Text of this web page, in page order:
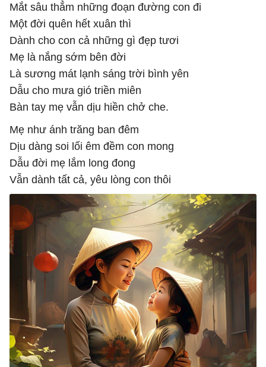
Mắt sâu thẳm những đoạn đường con đi
Một đời quên hết xuân thì
Dành cho con cả những gì đẹp tươi
Mẹ là nắng sớm bên đời
Là sương mát lạnh sáng trời bình yên
Dẫu cho mưa gió triền miên
Bàn tay mẹ vẫn dịu hiền chở che.
Mẹ như ánh trăng ban đêm
Dịu dàng soi lối êm đềm con mong
Dẫu đời mẹ lắm long đong
Vẫn dành tất cả, yêu lòng con thôi